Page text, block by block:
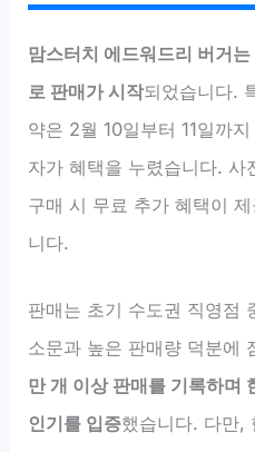
맘스터치 에드워드리 버거
로 판매가 시작되었습니다.
약은 2월 10일부터 11일까
자가 혜택을 누렸습니다. 사
구매 시 무료 추가 혜택이
니다.
판매는 초기 수도권 직영점
소문과 높은 판매량 덕분에
만 개 이상 판매를 기록하며
인기를 입증했습니다. 다만,